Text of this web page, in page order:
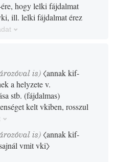
ére, hogy lelki fájdalmat
ill. lelki fájdalmat érez
is)〈annak kif-
a helyzete v.
stb. (fájdalmas)
kelt vkiben, rosszul
is)〈annak kif-
vmit vki〉